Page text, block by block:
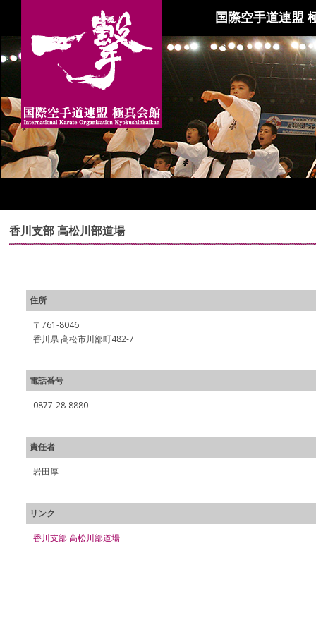
国際空手道連盟
香川支部 高松川部道場
住所
〒761-8046
香川県 高松市川部町482-7
電話番号
0877-28-8880
責任者
岩田厚
リンク
香川支部 高松川部道場